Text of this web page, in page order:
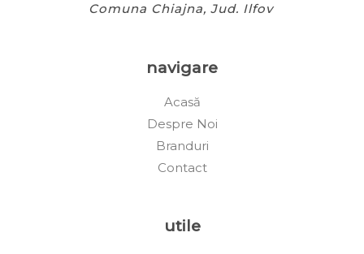
Comuna Chiajna, Jud. Ilfov
navigare
Acasă
Despre Noi
Branduri
Contact
utile